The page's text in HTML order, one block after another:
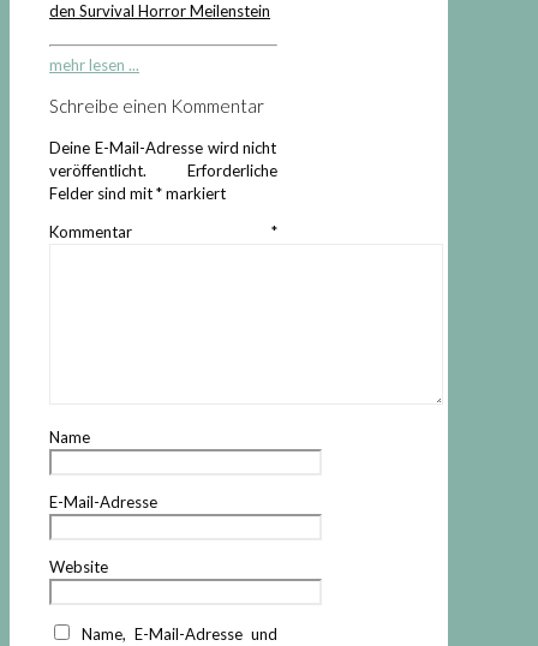
den Survival Horror Meilenstein
mehr lesen ...
Schreibe einen Kommentar
Deine E-Mail-Adresse wird nicht
veröffentlicht.
Erforderliche
Felder sind mit*markiert
Kommentar *
Name
E-Mail-Adresse
Website
Name, E-Mail-Adresse und